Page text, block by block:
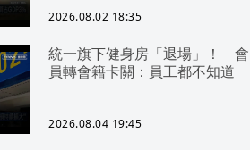
2026.08.02 18:35
統一旗下健身房「退場」！ 會
員轉會籍卡關：員工都不知道
2026.08.04 19:45